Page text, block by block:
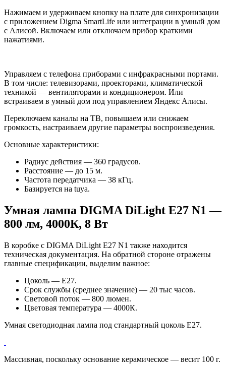
Нажимаем и удерживаем кнопку на плате для синхронизации
с приложением Digma SmartLife или интеграции в умный дом
с Алисой. Включаем или отключаем прибор краткими
нажатиями.
Управляем с телефона приборами с инфракрасными портами.
В том числе: телевизорами, проекторами, климатической
техникой — вентиляторами и кондиционером. Или
встраиваем в умный дом под управлением Яндекс Алисы.
Переключаем каналы на ТВ, повышаем или снижаем
громкость, настраиваем другие параметры воспроизведения.
Основные характеристики:
Радиус действия — 360 градусов.
Расстояние — до 15 м.
Частота передатчика — 38 кГц.
Базируется на tuya.
Умная лампа DIGMA DiLight E27 N1 —
800 лм, 4000К, 8 Вт
В коробке c DIGMA DiLight E27 N1 также находится
техническая документация. На обратной стороне отражены
главные спецификации, выделим важное:
Цоколь — E27.
Срок службы (среднее значение) — 20 тыс часов.
Световой поток — 800 люмен.
Цветовая температура — 4000К.
Умная светодиодная лампа под стандартный цоколь E27.
Массивная, поскольку основание керамическое — весит 100 г.